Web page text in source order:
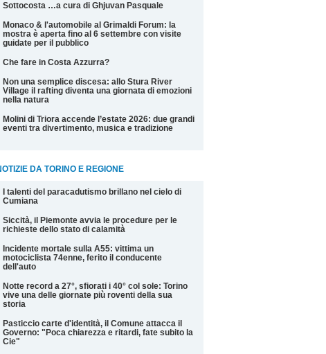
Sottocosta …a cura di Ghjuvan Pasquale
Monaco & l'automobile al Grimaldi Forum: la
mostra è aperta fino al 6 settembre con visite
guidate per il pubblico
Che fare in Costa Azzurra?
Non una semplice discesa: allo Stura River
Village il rafting diventa una giornata di emozioni
nella natura
Molini di Triora accende l’estate 2026: due grandi
eventi tra divertimento, musica e tradizione
DA TORINO E REGIONE
I talenti del paracadutismo brillano nel cielo di
Cumiana
Siccità, il Piemonte avvia le procedure per le
richieste dello stato di calamità
Incidente mortale sulla A55: vittima un
motociclista 74enne, ferito il conducente
dell'auto
Notte record a 27°, sfiorati i 40° col sole: Torino
vive una delle giornate più roventi della sua
storia
Pasticcio carte d'identità, il Comune attacca il
Governo: "Poca chiarezza e ritardi, fate subito la
Cie"